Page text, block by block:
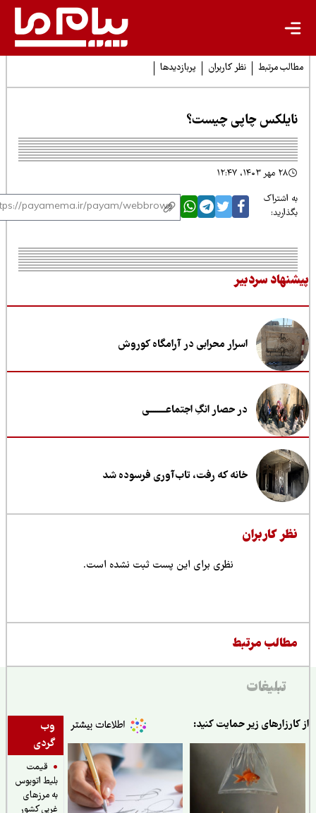
مرتبط نظر کاربران پربازدیدها
چاپی چیست؟
اشتراک
سردبیر
اسرار محرابی در آرامگاه کوروش
در حصار انگِ اجتماعــــــــی
خانه که رفت، تاب‌آوری فرسوده شد
کاربران
نظری برای این پست ثبت نشده است.
مرتبط
تبلیغات
وب
گردی
قیمت
بلیط اتوبوس
به مرزهای
غربی کشور
زیر حمایت کنید: